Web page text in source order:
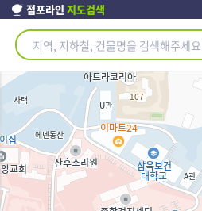
점포라인 지도검색